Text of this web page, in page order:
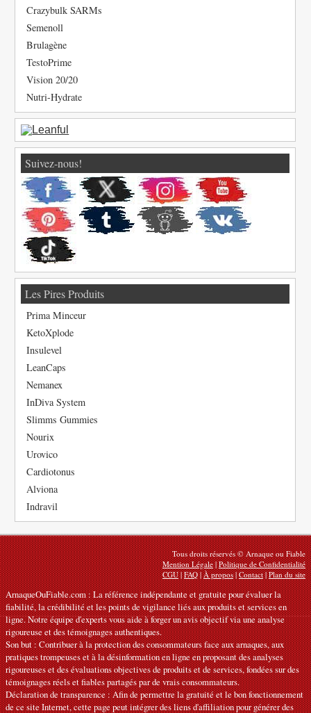
Crazybulk SARMs
Semenoll
Brulagène
TestoPrime
Vision 20/20
Nutri-Hydrate
Suivez-nous!
Les Pires Produits
Prima Minceur
KetoXplode
Insulevel
LeanCaps
Nemanex
InDiva System
Slimms Gummies
Nourix
Urovico
Cardiotonus
Alviona
Indravil
Tous droits réservés © Arnaque ou Fiable
Mention Légale|Politique de Confidentialité
CGU|FAQ|À propos|Contact|Plan du site
ArnaqueOuFiable.com : La référence indépendante et gratuite pour évaluer la
fiabilité, la crédibilité et les points de vigilance liés aux produits et services en
ligne. Notre équipe d'experts vous aide à forger un avis objectif via une analyse
rigoureuse et des témoignages authentiques.
Son but : Contribuer à la protection des consommateurs face aux arnaques, aux
pratiques trompeuses et à la désinformation en ligne en proposant des analyses
rigoureuses et des évaluations objectives de produits et de services, fondées sur des
témoignages réels et fiables partagés par de vrais consommateurs.
Déclaration de transparence : Afin de permettre la gratuité et le bon fonctionnement
de ce site Internet, cette page peut intégrer des liens d'affiliation pour générer des